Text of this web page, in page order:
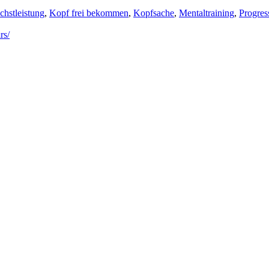
, Kopf frei bekommen, Kopfsache, Mentaltraining,